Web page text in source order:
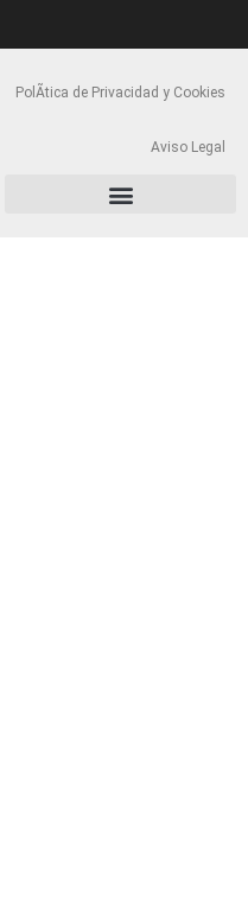
PolÃ­tica de Privacidad y Cookies
Aviso Legal